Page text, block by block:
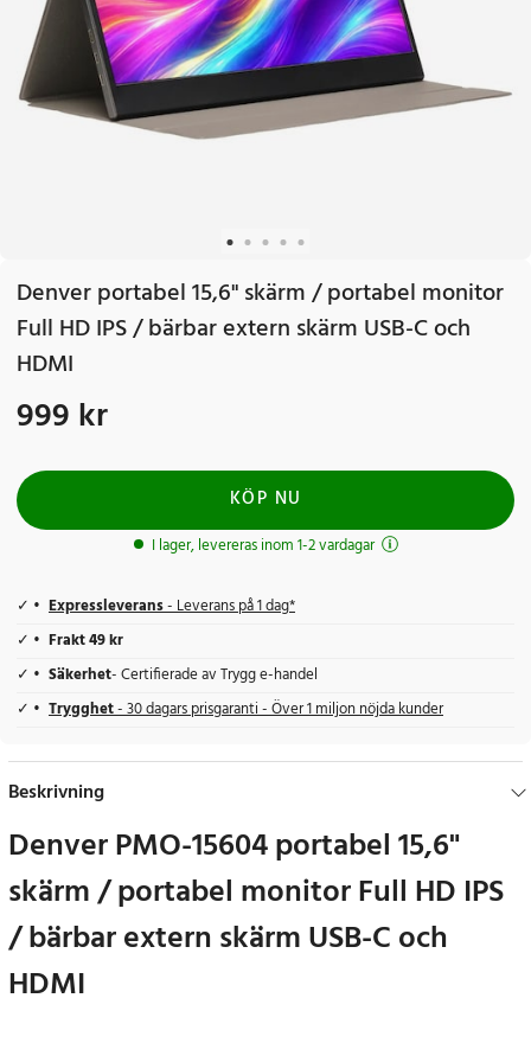
Denver portabel 15,6" skärm / portabel monitor
Full HD IPS / bärbar extern skärm USB-C och
HDMI
Pris:999 kr
999 kr
KÖP NU
I lager, levereras inom 1-2 vardagar
Expressleverans- Leverans på 1 dag*
Frakt 49 kr
Säkerhet- Certifierade av Trygg e-handel
Trygghet- 30 dagars prisgaranti - Över 1 miljon nöjda kunder
Beskrivning
Denver PMO-15604 portabel 15,6"
skärm / portabel monitor Full HD IPS
/ bärbar extern skärm USB-C och
HDMI